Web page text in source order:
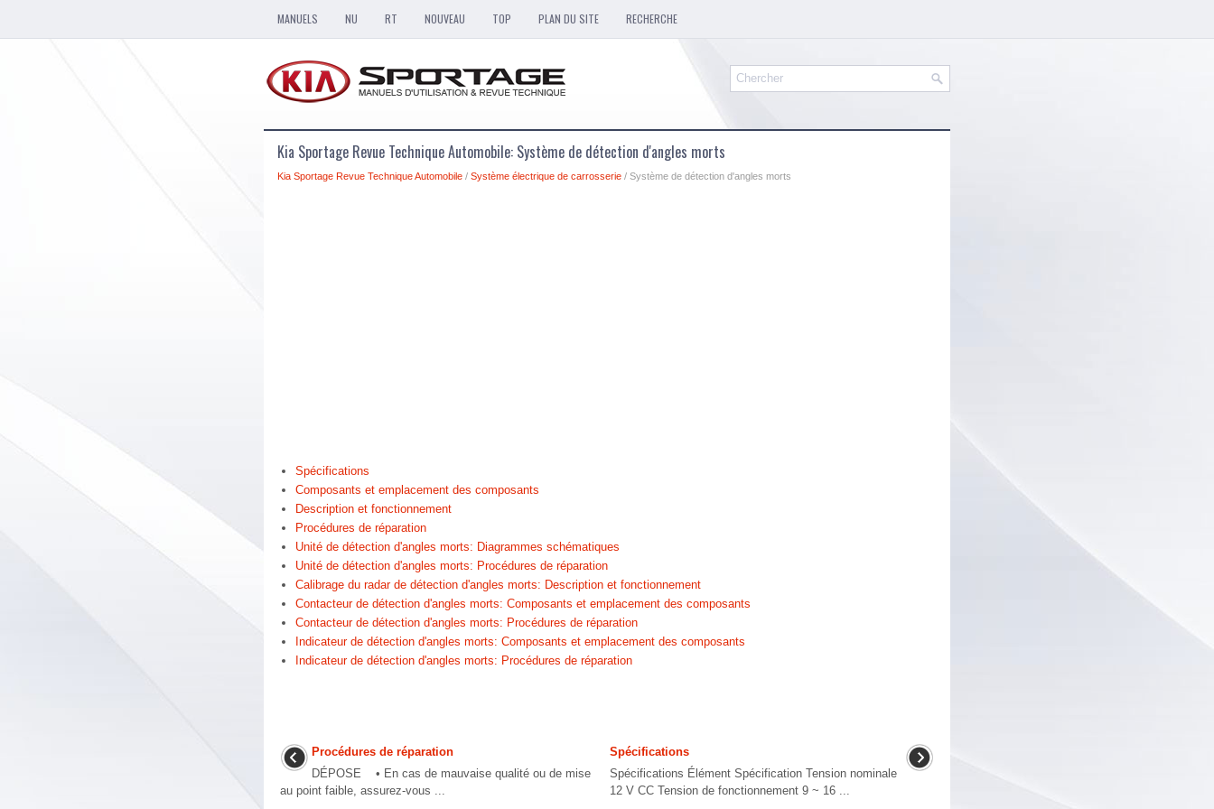
MANUELS NU RT NOUVEAU TOP PLAN DU SITE RECHERCHE
Kia Sportage Revue Technique Automobile: Système de détection d'angles morts
Kia Sportage Revue Technique Automobile / Système électrique de carrosserie / Système de détection d'angles morts
Spécifications
Composants et emplacement des composants
Description et fonctionnement
Procédures de réparation
Unité de détection d'angles morts: Diagrammes schématiques
Unité de détection d'angles morts: Procédures de réparation
Calibrage du radar de détection d'angles morts: Description et fonctionnement
Contacteur de détection d'angles morts: Composants et emplacement des composants
Contacteur de détection d'angles morts: Procédures de réparation
Indicateur de détection d'angles morts: Composants et emplacement des composants
Indicateur de détection d'angles morts: Procédures de réparation
Procédures de réparation
DÉPOSE • En cas de mauvaise qualité ou de mise
au point faible, assurez-vous ...
Spécifications
Spécifications Élément Spécification Tension nominale
12 V CC Tension de fonctionnement 9 ~ 16 ...